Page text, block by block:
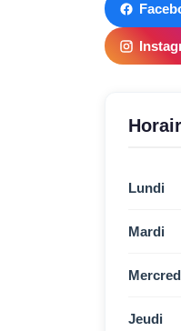
Lundi
Mardi
Jeudi